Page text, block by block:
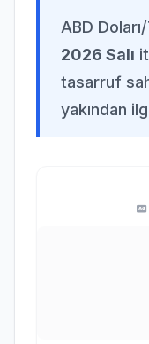
ABD
2026 Salı
tasarruf
yakından